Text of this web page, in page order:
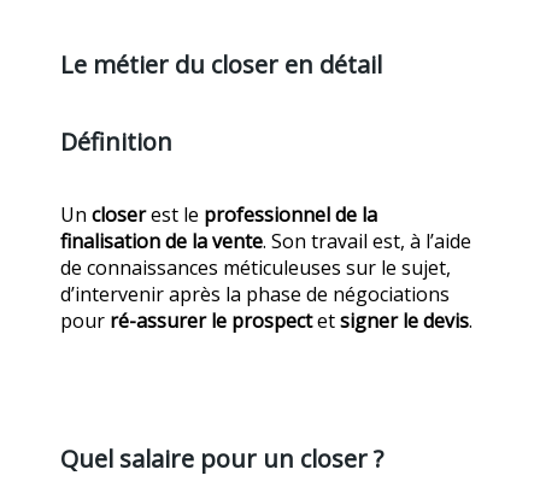
Le métier du closer en détail
Définition
Un closerest le professionnel de la
finalisation de la vente. Son travail est, à l’aide
de connaissances méticuleuses sur le sujet,
d’intervenir après la phase de négociations
pour ré-assurer le prospectetsigner le devis.
Quel salaire pour un closer ?